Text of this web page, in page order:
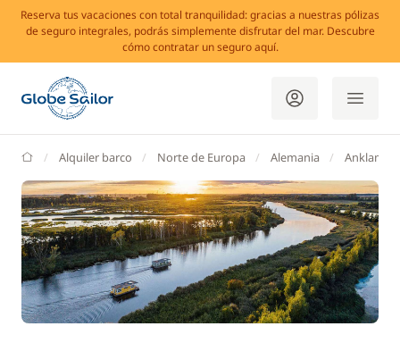
Reserva tus vacaciones con total tranquilidad: gracias a nuestras pólizas
de seguro integrales, podrás simplemente disfrutar del mar. Descubre
cómo contratar un seguro aquí.
GlobeSailor
Alquiler barco Norte de Europa Alemania Anklam